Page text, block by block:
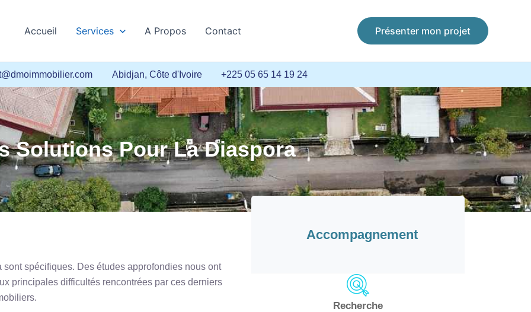
Accueil Services A Propos Contact Présenter mon projet
Abidjan, Côte d'Ivoire +225 05 65 14 19 24
Solutions Pour La Diaspora
spécifiques. Des études approfondies nous ont
principales difficultés rencontrées par ces derniers
Accompagnement
Recherche